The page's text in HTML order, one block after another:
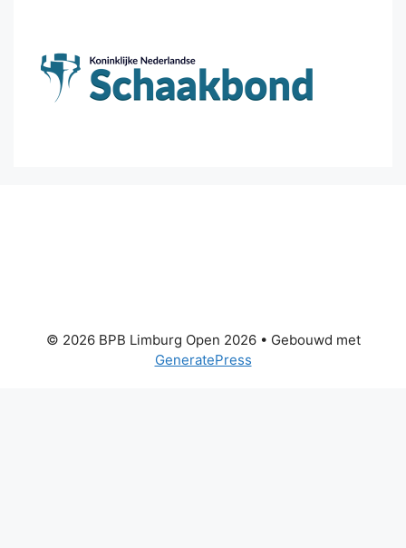
© 2026 BPB Limburg Open 2026• Gebouwd met
GeneratePress